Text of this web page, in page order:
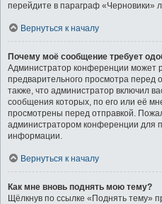
перейдите в параграф «Черновики»
Вернуться к началу
Почему моё сообщение требует
Администратор конференции может
предварительного просмотра
также, что администратор включил
сообщения которых, по его или её
просмотрены перед отправкой.
администратором конференции для
информации.
Вернуться к началу
Как мне вновь поднять мою тему?
Щёлкнув по ссылке «Поднять тему»